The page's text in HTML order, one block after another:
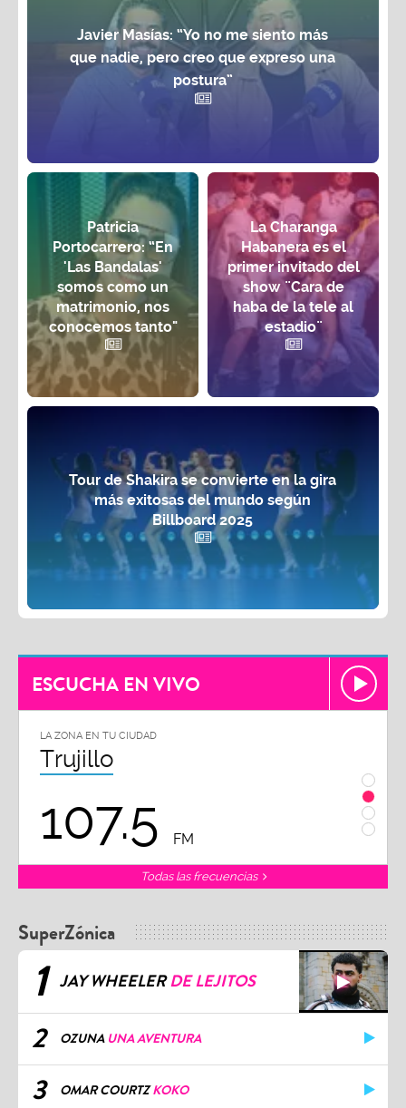
Javier Masías: “Yo no me siento más
que nadie, pero creo que expreso una
postura”
Patricia
Portocarrero: “En
'Las Bandalas'
somos como un
matrimonio, nos
conocemos tanto"
La Charanga
Habanera es el
primer invitado del
show ¨Cara de
haba de la tele al
estadio¨
Tour de Shakira se convierte en la gira
más exitosas del mundo según
Billboard 2025
ESCUCHA EN VIVO
LA ZONA EN TU CIUDAD
102.3
Todas las frecuencias
SuperZónica
1 JAY WHEELERDE LEJITOS
2 OZUNA UNA AVENTURA
3 OMAR COURTZKOKO